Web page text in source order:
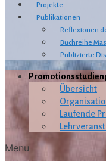
Projekte
Publikationen
Reflexionen
Buchreihe
Publizierte
Übersicht
Laufende
Menu